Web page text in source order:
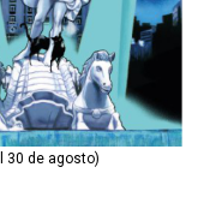
30 de agosto)